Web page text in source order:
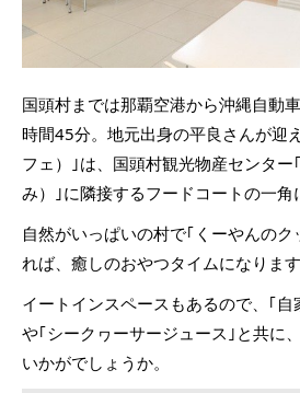
国頭村までは那覇空港から沖縄自動
時間45分。地元出身の平良さんが迎
フェ）｣は、国頭村観光物産センタ
み）｣に隣接するフードコートの一角
自然がいっぱいの村で｢くーやんの
れば、癒しのおやつタイムになります
イートインスペースもあるので、｢
や｢シークヮーサージュース｣と共に
いかがでしょうか。